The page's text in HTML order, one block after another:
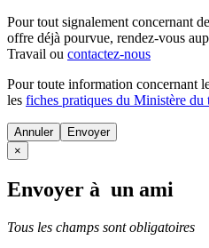
Pour tout signalement concernant
offre déjà pourvue, rendez-vous
Travail ou contactez-nous
Pour toute information concernant
les fiches pratiques du Ministère du
Annuler
×
Envoyer à un ami
Tous les champs sont obligatoires